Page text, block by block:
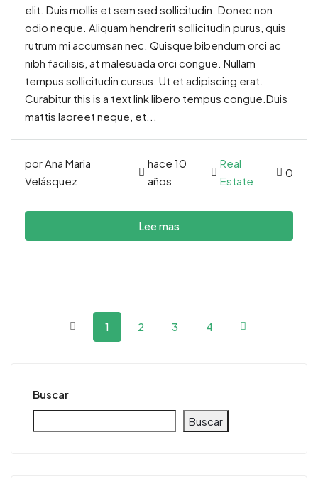
elit. Duis mollis et sem sed sollicitudin. Donec non
odio neque. Aliquam hendrerit sollicitudin purus, quis
rutrum mi accumsan nec. Quisque bibendum orci ac
nibh facilisis, at malesuada orci congue. Nullam
tempus sollicitudin cursus. Ut et adipiscing erat.
Curabitur this is a text link libero tempus congue.Duis
mattis laoreet neque, et...
por Ana Maria
Velásquez
hace 10
años
Real
Estate
0
Lee mas
1 2 3 4
Buscar
Buscar